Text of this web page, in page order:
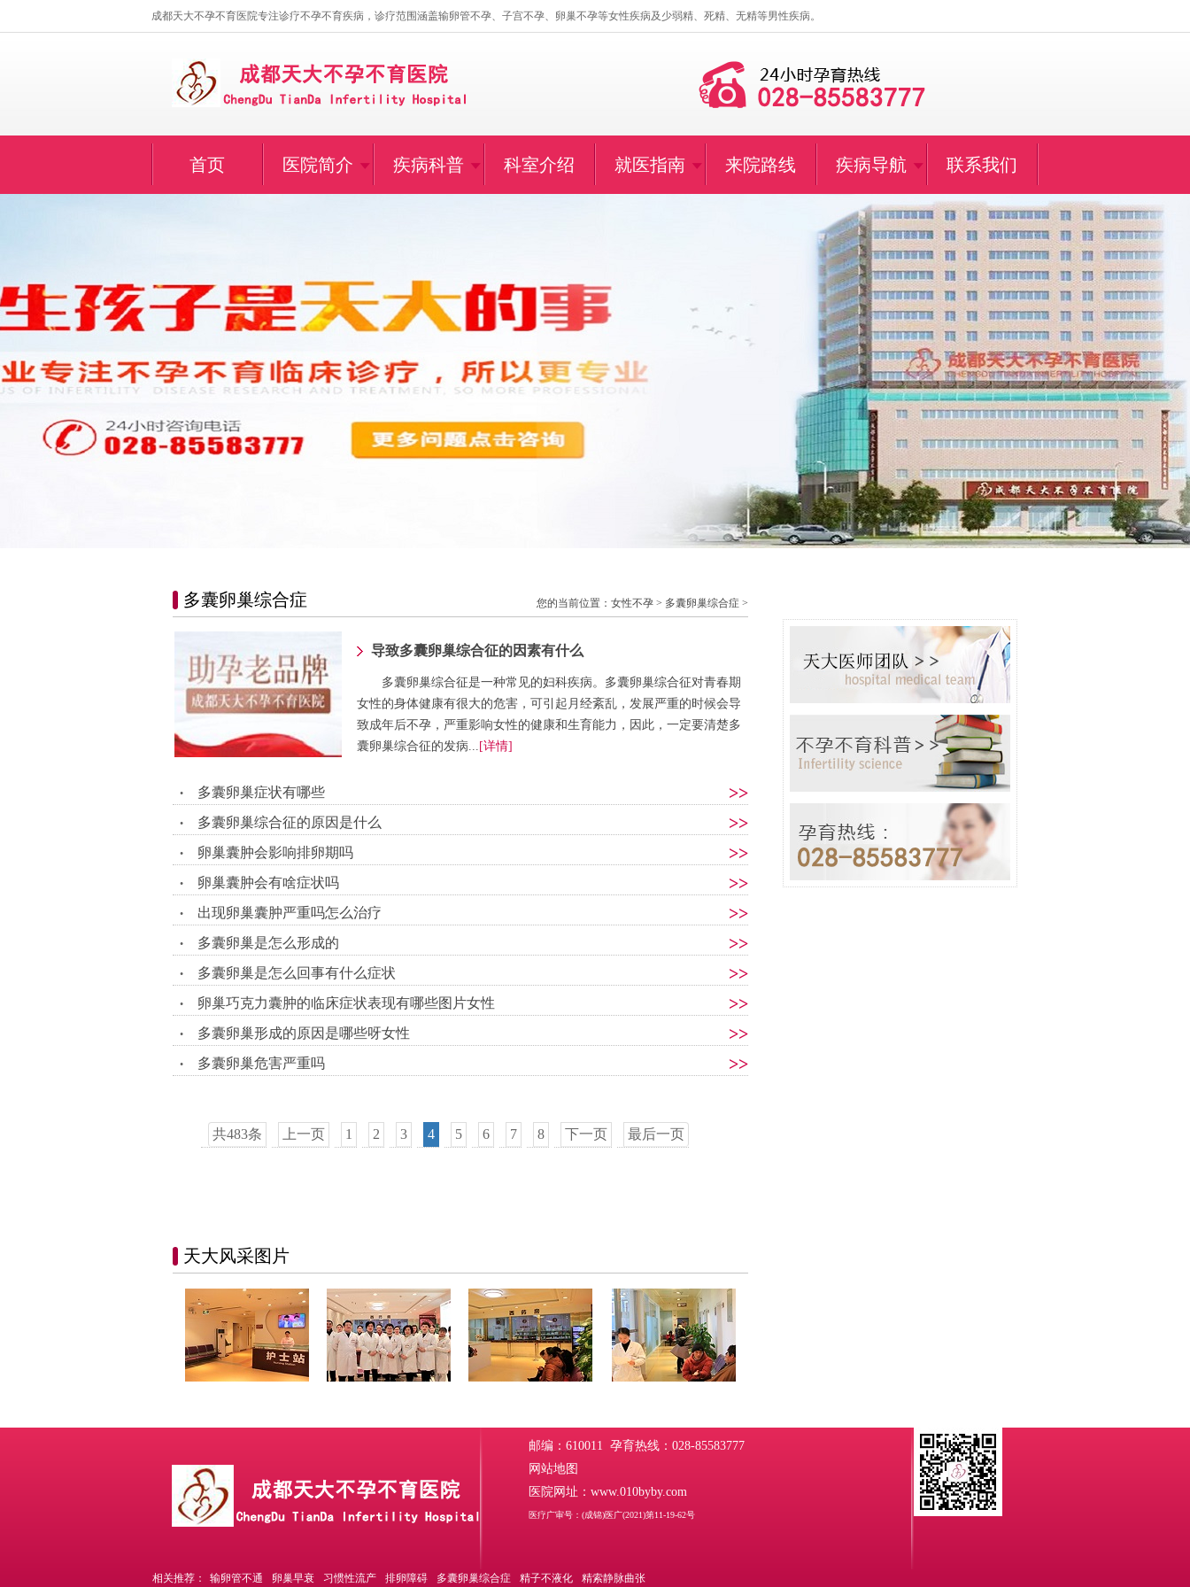
成都天大不孕不育医院专注诊疗不孕不育疾病，诊疗范围涵盖输卵管不孕、子宫不孕、卵巢不孕等女性疾病及少弱精、死精、无精等男性疾病。
首页 医院简介 疾病科普 科室介绍 就医指南 来院路线 疾病导航 联系我们
多囊卵巢综合症 您的当前位置： 女性不孕 > 多囊卵巢综合症 >
导致多囊卵巢综合征的因素有什么
多囊卵巢综合征是一种常见的妇科疾病。多囊卵巢综合征对青春期
女性的身体健康有很大的危害，可引起月经紊乱，发展严重的时候会导
致成年后不孕，严重影响女性的健康和生育能力，因此，一定要清楚多
囊卵巢综合征的发病... [详情]
• 多囊卵巢症状有哪些 >>
• 多囊卵巢综合征的原因是什么 >>
• 卵巢囊肿会影响排卵期吗 >>
• 卵巢囊肿会有啥症状吗 >>
• 出现卵巢囊肿严重吗怎么治疗 >>
• 多囊卵巢是怎么形成的 >>
• 多囊卵巢是怎么回事有什么症状 >>
• 卵巢巧克力囊肿的临床症状表现有哪些图片女性 >>
• 多囊卵巢形成的原因是哪些呀女性 >>
• 多囊卵巢危害严重吗 >>
共483条 上一页 1 2 3 4 5 6 7 8 下一页 最后一页
天大风采图片
邮编：610011 孕育热线：028-85583777
网站地图
医院网址：www.010byby.com
医疗广审号：(成锦)医广(2021)第11-19-62号
相关推荐： 输卵管不通 卵巢早衰 习惯性流产 排卵障碍 多囊卵巢综合症 精子不液化 精索静脉曲张